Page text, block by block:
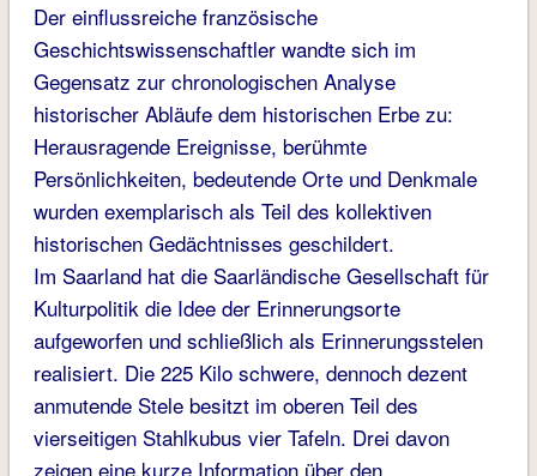
Der einflussreiche französische
Geschichtswissenschaftler wandte sich im
Gegensatz zur chronologischen Analyse
historischer Abläufe dem historischen Erbe zu:
Herausragende Ereignisse, berühmte
Persönlichkeiten, bedeutende Orte und Denkmale
wurden exemplarisch als Teil des kollektiven
historischen Gedächtnisses geschildert.
Im Saarland hat die Saarländische Gesellschaft für
Kulturpolitik die Idee der Erinnerungsorte
aufgeworfen und schließlich als Erinnerungsstelen
realisiert. Die 225 Kilo schwere, dennoch dezent
anmutende Stele besitzt im oberen Teil des
vierseitigen Stahlkubus vier Tafeln. Drei davon
zeigen eine kurze Information über den